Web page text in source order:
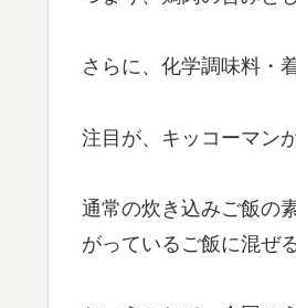
さらに、化学調味料・
注目が、キッコーマン
通常の炊き込みご飯の
がっているご飯に混ぜ